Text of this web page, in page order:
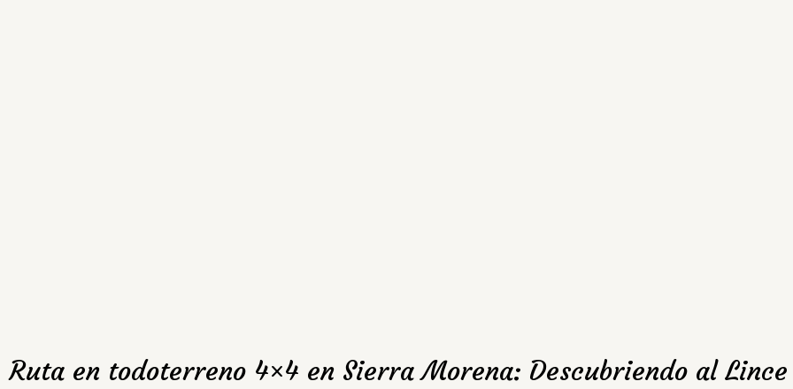
Ruta en todoterreno 4×4 en Sierra Morena: Descubriendo al